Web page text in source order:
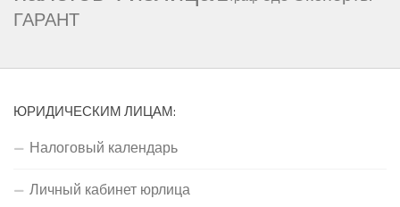
ГАРАНТ
ЮРИДИЧЕСКИМ ЛИЦАМ:
Налоговый календарь
Личный кабинет юрлица